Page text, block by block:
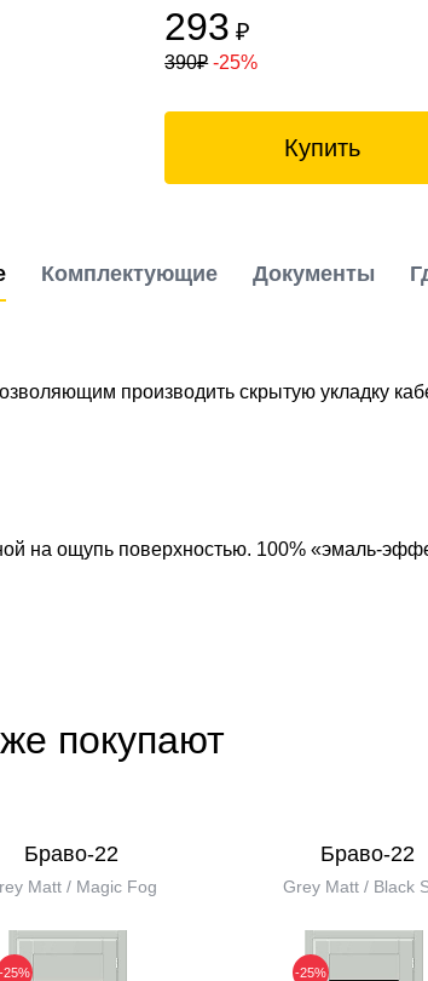
293 ₽
390₽ -25%
Купить
Комплектующие Документы
производить скрытую укладку
на ощупь поверхностью. 100% «эмаль-
покупают
Браво-22
Matt / Magic Fog
-25%
Браво-22
Grey Matt / Black
-25%